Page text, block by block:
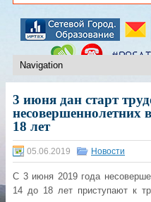
3 июня дан старт
несовершеннолетних
18 лет
05.06.2019 Новости
С 3 июня 2019 года
14 до 18 лет приступают к